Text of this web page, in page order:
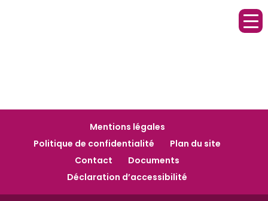
Mentions légales
Politique de confidentialité
Plan du site
Contact
Documents
Déclaration d’accessibilité